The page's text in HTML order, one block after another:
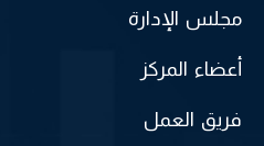
مجلس الإدارة
أعضاء المركز
فريق العمل